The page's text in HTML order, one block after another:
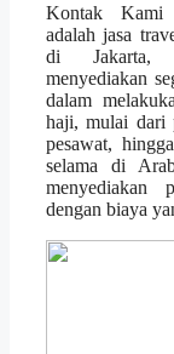
Kontak Kami
adalah jasa
di Jakarta,
menyediakan
dalam
haji, mulai dari
pesawat,
selama di
menyediakan
dengan biaya